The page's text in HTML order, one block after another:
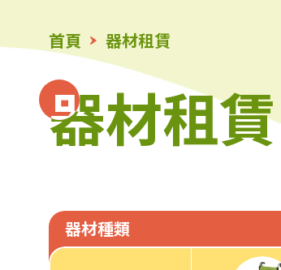
局
「e
賃
務」
首頁 器材租賃
器材租賃
器材租賃
器材種類